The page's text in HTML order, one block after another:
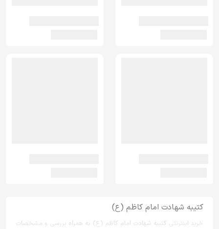
کتیبه شهادت امام کاظم (ع)
خرید اینترنتی کتیبه شهادت امام کاظم (ع) به همراه بررسی و مشخصات